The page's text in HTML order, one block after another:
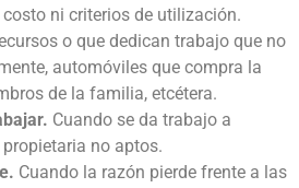
ni criterios de utilización.
o que dedican trabajo que no
automóviles que compra la
de la familia, etcétera.
Cuando se da trabajo a
no aptos.
Cuando la razón pierde frente a las